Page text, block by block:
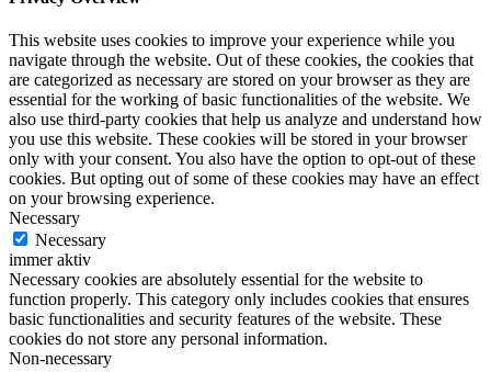
This website uses cookies to improve your experience while you
navigate through the website. Out of these cookies, the cookies that
are categorized as necessary are stored on your browser as they are
essential for the working of basic functionalities of the website. We
also use third-party cookies that help us analyze and understand how
you use this website. These cookies will be stored in your browser
only with your consent. You also have the option to opt-out of these
cookies. But opting out of some of these cookies may have an effect
on your browsing experience.
Necessary
Necessary
immer aktiv
Necessary cookies are absolutely essential for the website to
function properly. This category only includes cookies that ensures
basic functionalities and security features of the website. These
cookies do not store any personal information.
Non-necessary